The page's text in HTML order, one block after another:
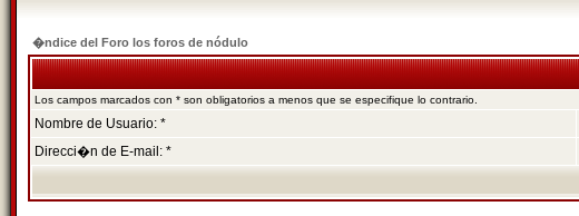
�ndice del Foro los foros de nódulo
Los campos marcados con * son obligatorios a menos que se especifique lo contrario.
Nombre de Usuario: *
Direcci�n de E-mail: *